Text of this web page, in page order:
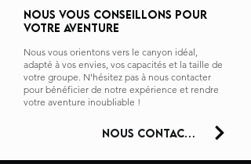
NOUS VOUS CONSEILLONS pour
VOTRE AVENTURE
Nous vous orientons vers le canyon idéal,
adapté à vos envies, vos capacités et la taille de
votre groupe. N'hésitez pas à nous contacter
pour bénéficier de notre expérience et rendre
votre aventure inoubliable !
nous contacter